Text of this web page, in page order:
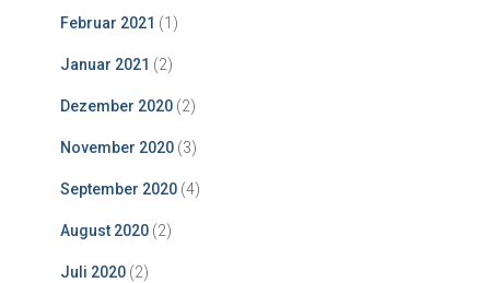
Februar 2021 (1)
Januar 2021 (2)
Dezember 2020 (2)
November 2020 (3)
September 2020 (4)
August 2020 (2)
Juli 2020 (2)